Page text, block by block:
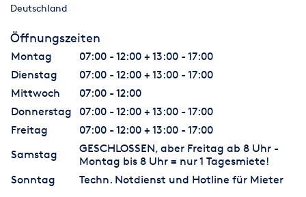
Deutschland
Öffnungszeiten
Montag
07:00 - 12:00 + 13:00 - 17:00
Dienstag
07:00 - 12:00 + 13:00 - 17:00
Mittwoch
07:00 - 12:00
Donnerstag
07:00 - 12:00 + 13:00 - 17:00
Freitag
07:00 - 12:00 + 13:00 - 17:00
Samstag
GESCHLOSSEN, aber Freitag ab 8 Uhr -
Montag bis 8 Uhr = nur 1 Tagesmiete!
Sonntag
Techn. Notdienst und Hotline für Mieter